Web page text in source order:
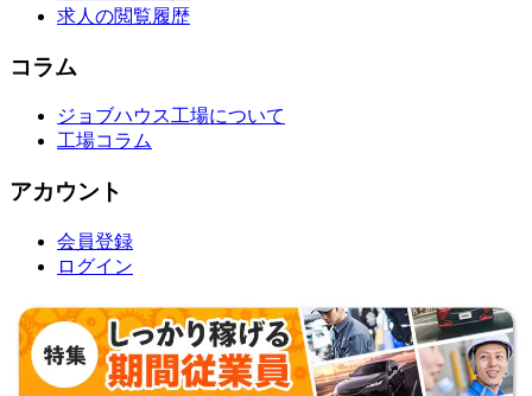
求人の閲覧履歴
コラム
ジョブハウス工場について
工場コラム
アカウント
会員登録
ログイン